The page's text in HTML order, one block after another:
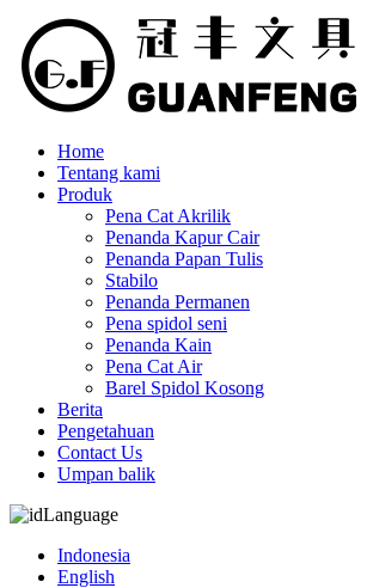
Home
Tentang kami
Produk
Pena Cat Akrilik
Penanda Kapur Cair
Penanda Papan Tulis
Stabilo
Penanda Permanen
Pena spidol seni
Penanda Kain
Pena Cat Air
Barel Spidol Kosong
Berita
Pengetahuan
Contact Us
Umpan balik
Language
Indonesia
English